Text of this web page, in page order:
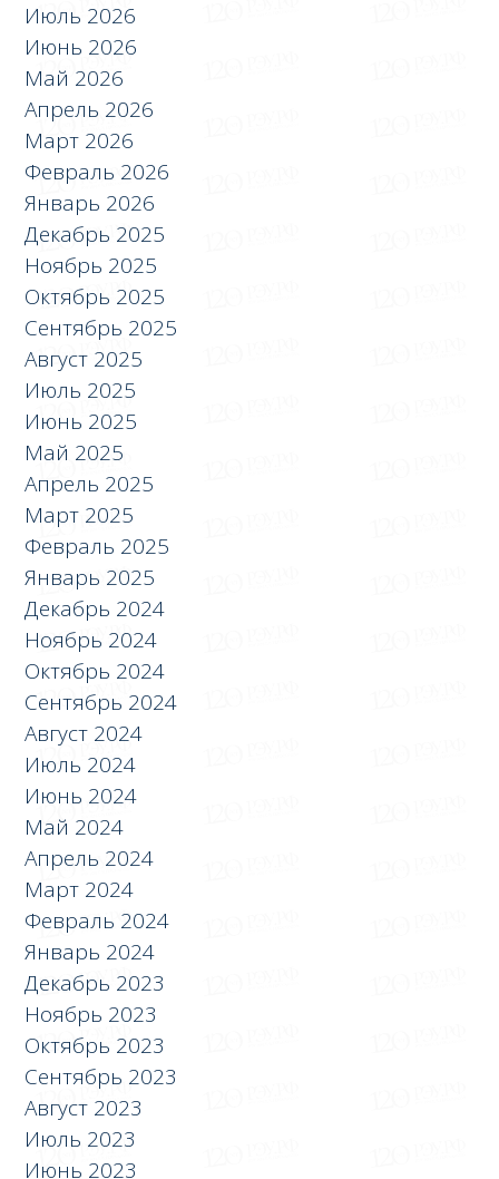
Июль 2026
Июнь 2026
Май 2026
Апрель 2026
Март 2026
Февраль 2026
Январь 2026
Декабрь 2025
Ноябрь 2025
Октябрь 2025
Сентябрь 2025
Август 2025
Июль 2025
Июнь 2025
Май 2025
Апрель 2025
Март 2025
Февраль 2025
Январь 2025
Декабрь 2024
Ноябрь 2024
Октябрь 2024
Сентябрь 2024
Август 2024
Июль 2024
Июнь 2024
Май 2024
Апрель 2024
Март 2024
Февраль 2024
Январь 2024
Декабрь 2023
Ноябрь 2023
Октябрь 2023
Сентябрь 2023
Август 2023
Июль 2023
Июнь 2023